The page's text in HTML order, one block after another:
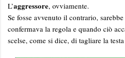
L’aggressore, ovviamente.
Se fosse avvenuto il contrario,
confermava la regola e quando ciò
scelse, come si dice, di tagliare la